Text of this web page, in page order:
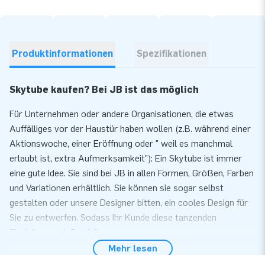
Produktinformationen Spezifikationen
Skytube kaufen? Bei JB ist das möglich
Für Unternehmen oder andere Organisationen, die etwas
Auffälliges vor der Haustür haben wollen (z.B. während einer
Aktionswoche, einer Eröffnung oder " weil es manchmal
erlaubt ist, extra Aufmerksamkeit"): Ein Skytube ist immer
eine gute Idee. Sie sind bei JB in allen Formen, Größen, Farben
und Variationen erhältlich. Sie können sie sogar selbst
gestalten oder unsere Designer bitten, ein cooles Design für
Sie zu entwerfen. Sodass Ihr Kunde diese tanzenden
Skytubes genießen können.
Mehr lesen